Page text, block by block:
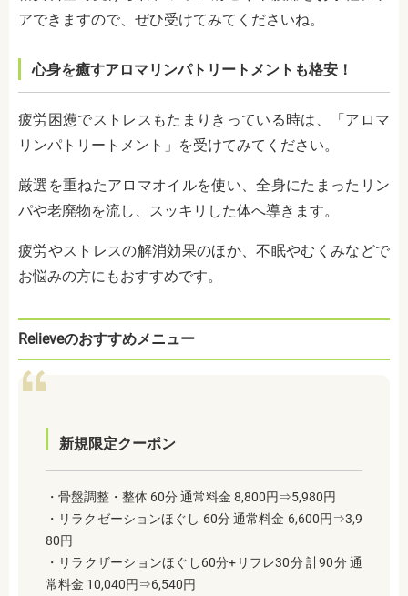
アできますので、ぜひ受けてみてくださいね。
心身を癒すアロマリンパトリートメントも格安！
疲労困憊でストレスもたまりきっている時は、「アロマ
リンパトリートメント」を受けてみてください。
厳選を重ねたアロマオイルを使い、全身にたまったリン
パや老廃物を流し、スッキリした体へ導きます。
疲労やストレスの解消効果のほか、不眠やむくみなどで
お悩みの方にもおすすめです。
Relieveのおすすめメニュー
新規限定クーポン
・骨盤調整・整体 60分 通常料金 8,800円⇒5,980円
・リラクゼーションほぐし 60分 通常料金 6,600円⇒3,9
80円
・リラクザーションほぐし60分+リフレ30分 計90分 通
常料金 10,040円⇒6,540円